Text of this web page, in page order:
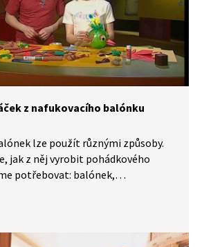
z nafukovacího balónku
lze použít různými způsoby.
jak z něj vyrobit pohádkového
potřebovat: balónek,
řadě i šikovné ruce. Máte
na to!